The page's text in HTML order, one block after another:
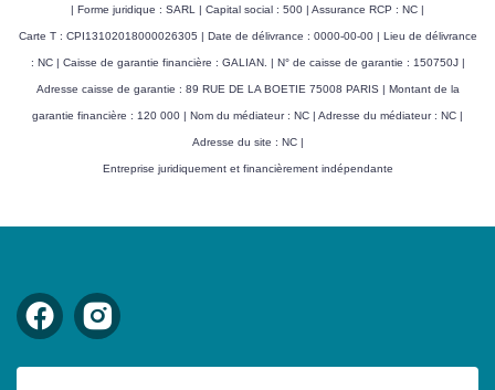
| Forme juridique : SARL | Capital social : 500 | Assurance RCP : NC |
Carte T : CPI13102018000026305 | Date de délivrance : 0000-00-00 | Lieu de délivrance
: NC | Caisse de garantie financière : GALIAN. | N° de caisse de garantie : 150750J |
Adresse caisse de garantie : 89 RUE DE LA BOETIE 75008 PARIS | Montant de la
garantie financière : 120 000 | Nom du médiateur : NC | Adresse du médiateur : NC |
Adresse du site : NC |
Entreprise juridiquement et financièrement indépendante